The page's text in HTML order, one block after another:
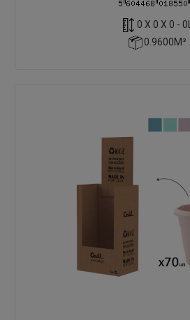
0 X 0 X 0 - 0L
0.9600M³